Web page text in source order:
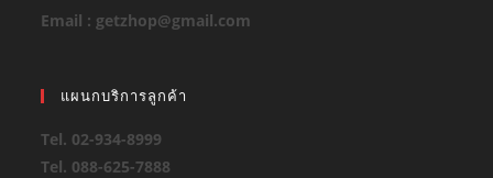
Email : getzhop@gmail.com
แผนกบริการลูกค้า
Tel. 02-934-8999
Tel. 088-625-7888